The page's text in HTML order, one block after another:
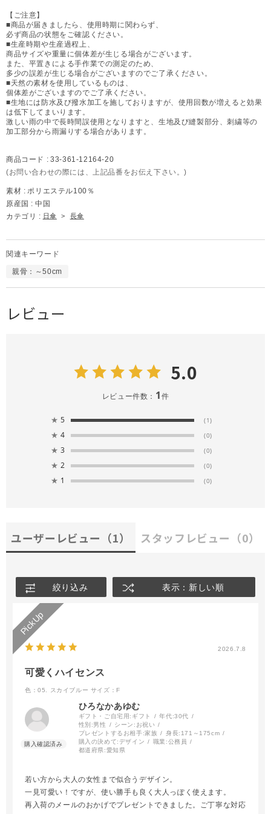
【ご注意】
■商品が届きましたら、使用時期に関わらず、
必ず商品の状態をご確認ください。
■生産時期や生産過程上、
商品サイズや重量に個体差が生じる場合がございます。
また、平置きによる手作業での測定のため、
多少の誤差が生じる場合がございますのでご了承ください。
■天然の素材を使用しているものは、
個体差がございますのでご了承ください。
■生地には防水及び撥水加工を施しておりますが、使用回数が増えると効果
は低下してまいります。
激しい雨の中で長時間誤使用となりますと、生地及び縫製部分、刺繍等の
加工部分から雨漏りする場合があります。
商品コード : 33-361-12164-20
(お問い合わせの際には、上記品番をお伝え下さい。)
素材 : ポリエステル100％
原産国 : 中国
カテゴリ : 日傘 > 長傘
関連キーワード
親骨：～50cm
レビュー
5.0
レビュー件数： 1件
★ 5 (1)
★ 4 (0)
★ 3 (0)
★ 2 (0)
★ 1 (0)
ユーザーレビュー （1） スタッフレビュー （0）
絞り込み 表示：新しい順
2026.7.8
可愛くハイセンス
色：05. スカイブルー サイズ：F
ひろなかあゆむ
ギフト・ご自宅用: ギフト 年代:30代
性別:男性 シーン: お祝い
プレゼントするお相手:家族 身長: 171～175cm
購入の決めて: デザイン 職業:公務員
都道府県:愛知県
若い方から大人の女性まで似合うデザイン。
一見可愛い！ですが、使い勝手も良く大人っぽく使えます。
再入荷のメールのおかげでプレゼントできました。ご丁寧な対応